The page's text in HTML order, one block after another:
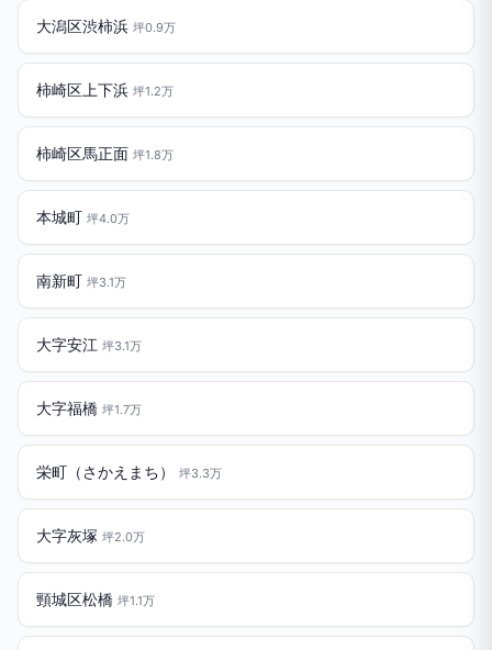
大潟区渋柿浜 坪0.9万
柿崎区上下浜 坪1.2万
柿崎区馬正面 坪1.8万
本城町 坪4.0万
南新町 坪3.1万
大字安江 坪3.1万
大字福橋 坪1.7万
栄町（さかえまち） 坪3.3万
大字灰塚 坪2.0万
頸城区松橋 坪1.1万